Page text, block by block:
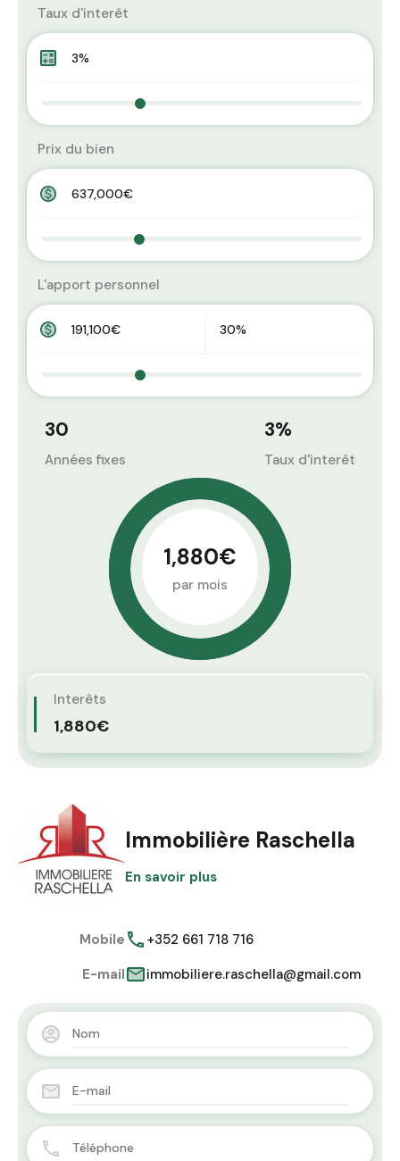
Taux d'interêt
Prix du bien
L'apport personnel
30
Années fixes
3%
Taux d'interêt
1,880€
par mois
Interêts
1,880€
Immobilière Raschella
En savoir plus
Mobile
+352 661 718 716
E-mail
immobiliere.raschella@gmail.com